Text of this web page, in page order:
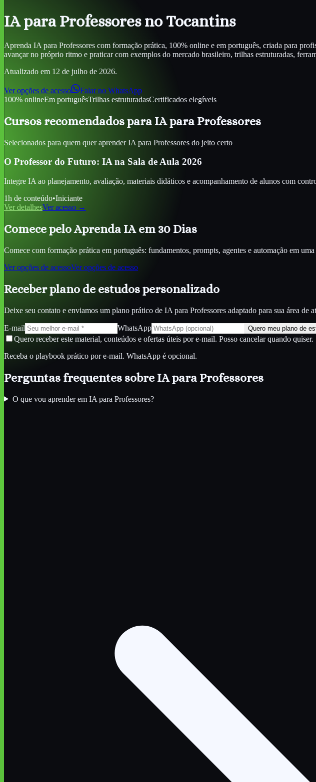
IA para Professores no Tocantins
Aprenda IA para Professores com formação prática, 100% online e em português, criada para
avançar no próprio ritmo e praticar com exemplos do mercado brasileiro, trilhas estruturadas,
Atualizado em 12 de julho de 2026.
Ver opções de acesso
Falar no WhatsApp
100% onlineEm portuguêsTrilhas estruturadasCertificados elegíveis
Cursos recomendados para IA para Professores
Selecionados para quem quer aprenderIA para Professores do jeito certo
O Professor do Futuro: IA na Sala de Aula 2026
Integre IA ao planejamento, avaliação, materiais didáticos e acompanhamento de alunos com
1h de conteúdo•Iniciante
Ver detalhesVer acesso →
Comece pelo Aprenda IA em 30 Dias
Comece com formação prática em português: fundamentos, prompts, agentes e automação em
Ver opções de acessoVer opções de acesso
Receber plano de estudos personalizado
Deixe seu contato e enviamos um plano prático de IA para Professores adaptado para sua área de
E-mail WhatsApp Quero meu plano de
Quero receber este material, conteúdos e ofertas úteis por e-mail. Posso cancelar quando quiser.
Receba o playbook prático por e-mail. WhatsApp é opcional.
Perguntas frequentes sobre IA para Professores
O que vou aprender em IA para Professores?